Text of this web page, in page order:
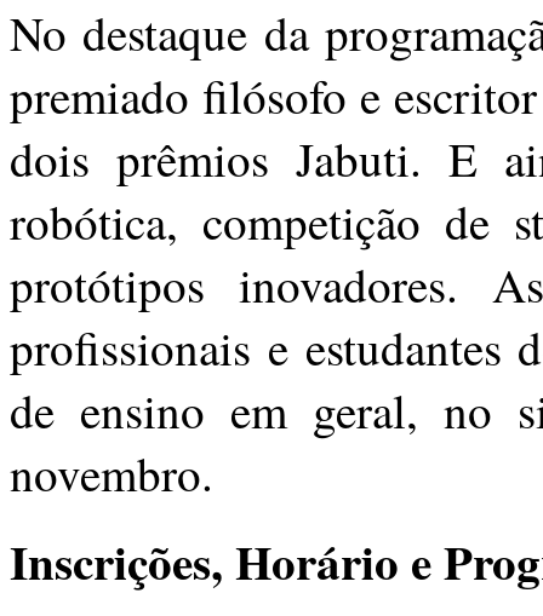
No destaque da
premiado filósofo e
dois prêmios Jabuti. E
robótica, competição de
protótipos inovadores.
profissionais e estudantes
de ensino em geral, no
novembro.
Inscrições, Horário e